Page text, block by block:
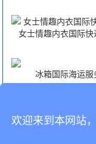
女士情趣内衣国际快
冰箱国际海运服
冰箱海外仓一件
欢迎来到本网站